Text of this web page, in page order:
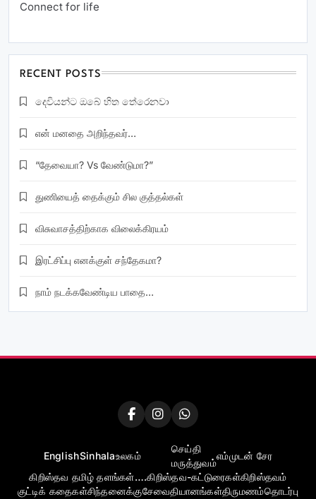
Connect for life
RECENT POSTS
දෙවියන්ට ඔබේ හිත තේරෙනවා
என் மனதை அறிந்தவர்…
“தேவையா? Vs வேண்டுமா?”
துணியைத் தைக்கும் சில குத்தல்கள்
விசுவாசத்திற்காக விலைக்கிரயம்
இரட்சிப்பு எனக்குள் சந்தேகமா?
நாம் நடக்கவேண்டிய பாதை…
EnglishSinhalaஉலகம்
செய்தி
மருத்துவம்
எம்முடன் சேர
கிறிஸ்தவ தமிழ் தளங்கள்….கிறிஸ்தவ-கட்டுரைகள்கிறிஸ்தவம்
குட்டிக் கதைகள்சிந்தனைக்குசேவைதியானங்கள்திருமணம்தொடர்பு